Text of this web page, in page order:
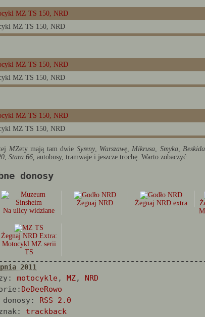
MZ TS 150, NRD
MZ TS 150, NRD
MZ TS 150, NRD
MZety mają tam dwie Syreny, Warszawę Mikrusa Smyka, Beskida
Stara 66, autobusy, tramwaje i jeszcze trochę. Warto zobaczyć.
donosy
Na ulicy widziane
Żegnaj NRD Żegnaj NRD extra
Żegnaj NRD Extra:
Motocykl MZ serii
TS
2011
motocykle , MZ, NRD
DeDeeRowo
donosy: RSS 2.0
trackback